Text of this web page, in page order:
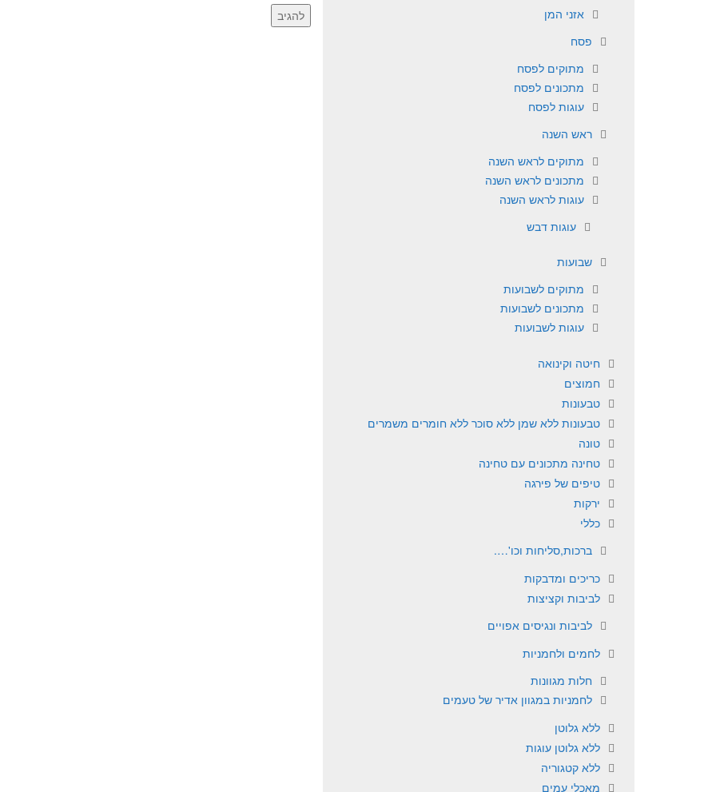
אזני המן
פסח
מתוקים לפסח
מתכונים לפסח
עוגות לפסח
ראש השנה
מתוקים לראש השנה
מתכונים לראש השנה
עוגות לראש השנה
עוגות דבש
שבועות
מתוקים לשבועות
מתכונים לשבועות
עוגות לשבועות
חיטה וקינואה
חמוצים
טבעונות
טבעונות ללא שמן ללא סוכר ללא חומרים משמרים
טונה
טחינה מתכונים עם טחינה
טיפים של פירגה
ירקות
כללי
ברכות,סליחות וכו'….
כריכים ומדבקות
לביבות וקציצות
לביבות ונגיסים אפויים
לחמים ולחמניות
חלות מגוונות
לחמניות במגוון אדיר של טעמים
ללא גלוטן
ללא גלוטן עוגות
ללא קטגוריה
מאכלי עמים